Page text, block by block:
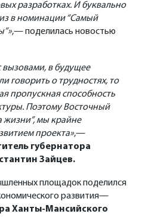
разработках. И буквально
в номинации “Самый
,— поделилась новостью
вызовами, в будущее
говорить о трудностях, то
пропускная способность
Поэтому Восточный
жизни”, мы крайне
проекта»,—
губернатора
Зайцев.
площадок поделился
развития—
Ханты-Мансийского